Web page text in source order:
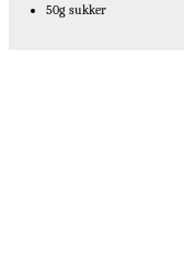
50g sukker